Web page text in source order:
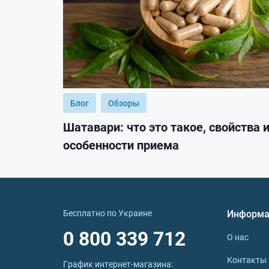
Блог Обзоры
Шатавари: что это такое, свойства и
особенности приема
Бесплатно по Украине
0 800 339 712
График интернет‑магазина:
О нас
Контакты